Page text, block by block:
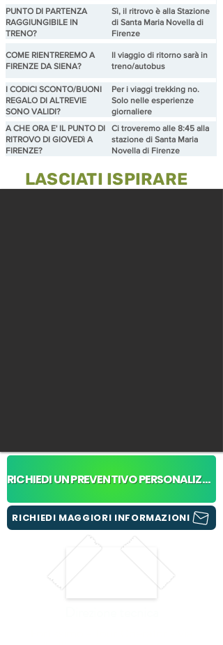
PUNTO DI PARTENZA
RAGGIUNGIBILE IN
TRENO?
Sì, il ritrovo è alla Stazione
di Santa Maria Novella di
Firenze
COME RIENTREREMO A
FIRENZE DA SIENA?
Il viaggio di ritorno sarà in
treno/autobus
I CODICI SCONTO/BUONI
REGALO DI ALTREVIE
SONO VALIDI?
Per i viaggi trekking no.
Solo nelle esperienze
giornaliere
A CHE ORA E' IL PUNTO DI
RITROVO DI GIOVEDì A
FIRENZE?
Ci troveremo alle 8:45 alla
stazione di Santa Maria
Novella di Firenze
LASCIATI ISPIRARE
RICHIEDI UN PREVENTIVO PERSONALIZZATO
RICHIEDI MAGGIORI INFORMAZIONI